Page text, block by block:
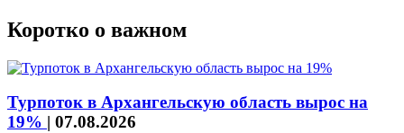
Коротко о важном
Турпоток в Архангельскую область вырос на
19% | 07.08.2026